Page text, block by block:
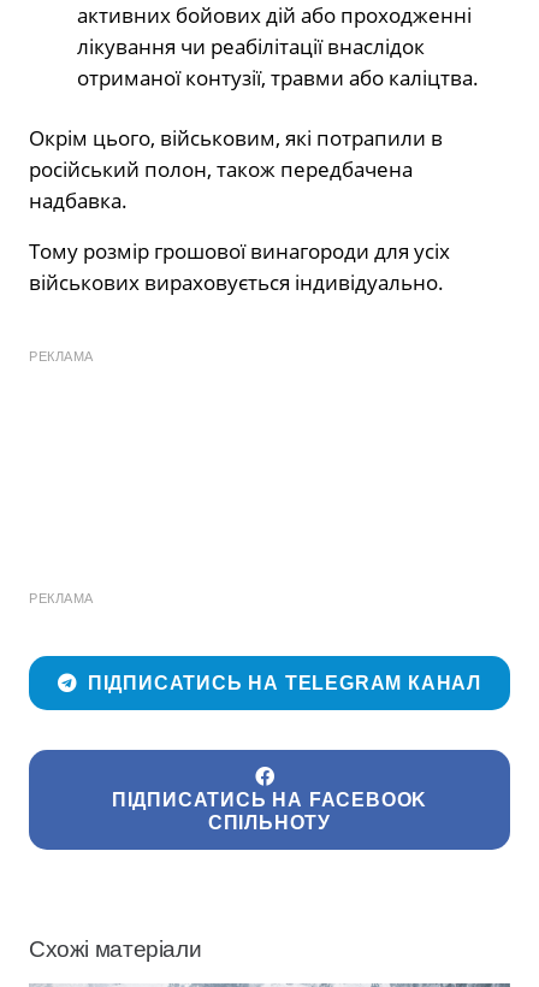
активних бойових дій або проходженні
лікування чи реабілітації внаслідок
отриманої контузії, травми або каліцтва.
Окрім цього, військовим, які потрапили в
російський полон, також передбачена
надбавка.
Тому розмір грошової винагороди для усіх
військових вираховується індивідуально.
РЕКЛАМА
РЕКЛАМА
ПІДПИСАТИСЬ НА TELEGRAM КАНАЛ
ПІДПИСАТИСЬ НА FACEBOOK
СПІЛЬНОТУ
Схожі матеріали